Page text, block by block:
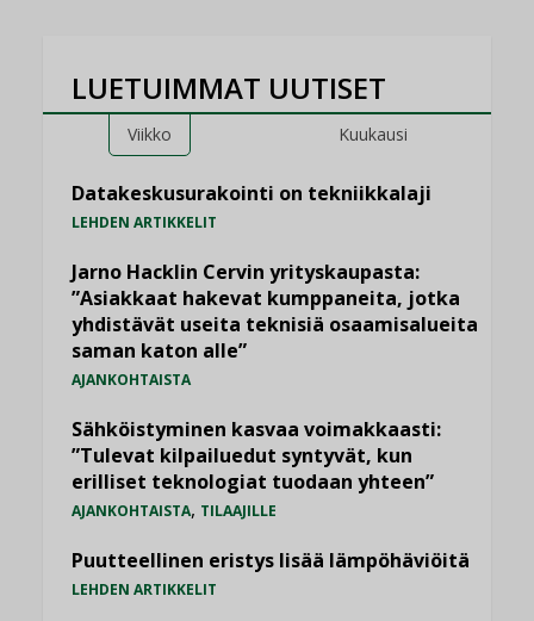
LUETUIMMAT UUTISET
Viikko Kuukausi
Datakeskusurakointi on tekniikkalaji
LEHDEN ARTIKKELIT
Jarno Hacklin Cervin yrityskaupasta:
”Asiakkaat hakevat kumppaneita, jotka
yhdistävät useita teknisiä osaamisalueita
saman katon alle”
AJANKOHTAISTA
Sähköistyminen kasvaa voimakkaasti:
”Tulevat kilpailuedut syntyvät, kun
erilliset teknologiat tuodaan yhteen”
AJANKOHTAISTA, TILAAJILLE
Puutteellinen eristys lisää lämpöhäviöitä
LEHDEN ARTIKKELIT